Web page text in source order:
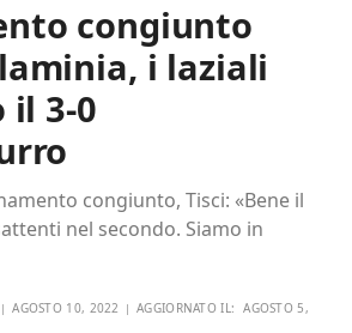
congiunto
i laziali
3-0
congiunto, Tisci: «Bene il
nel secondo. Siamo in
AGOSTO 10, 2022 AGGIORNATO IL: AGOSTO 5,